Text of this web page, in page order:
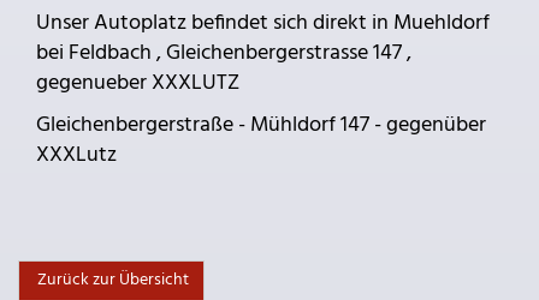
Unser Autoplatz befindet sich direkt in Muehldorf
bei Feldbach , Gleichenbergerstrasse 147 ,
gegenueber XXXLUTZ
Gleichenbergerstraße - Mühldorf 147 - gegenüber
XXXLutz
Zurück zur Übersicht